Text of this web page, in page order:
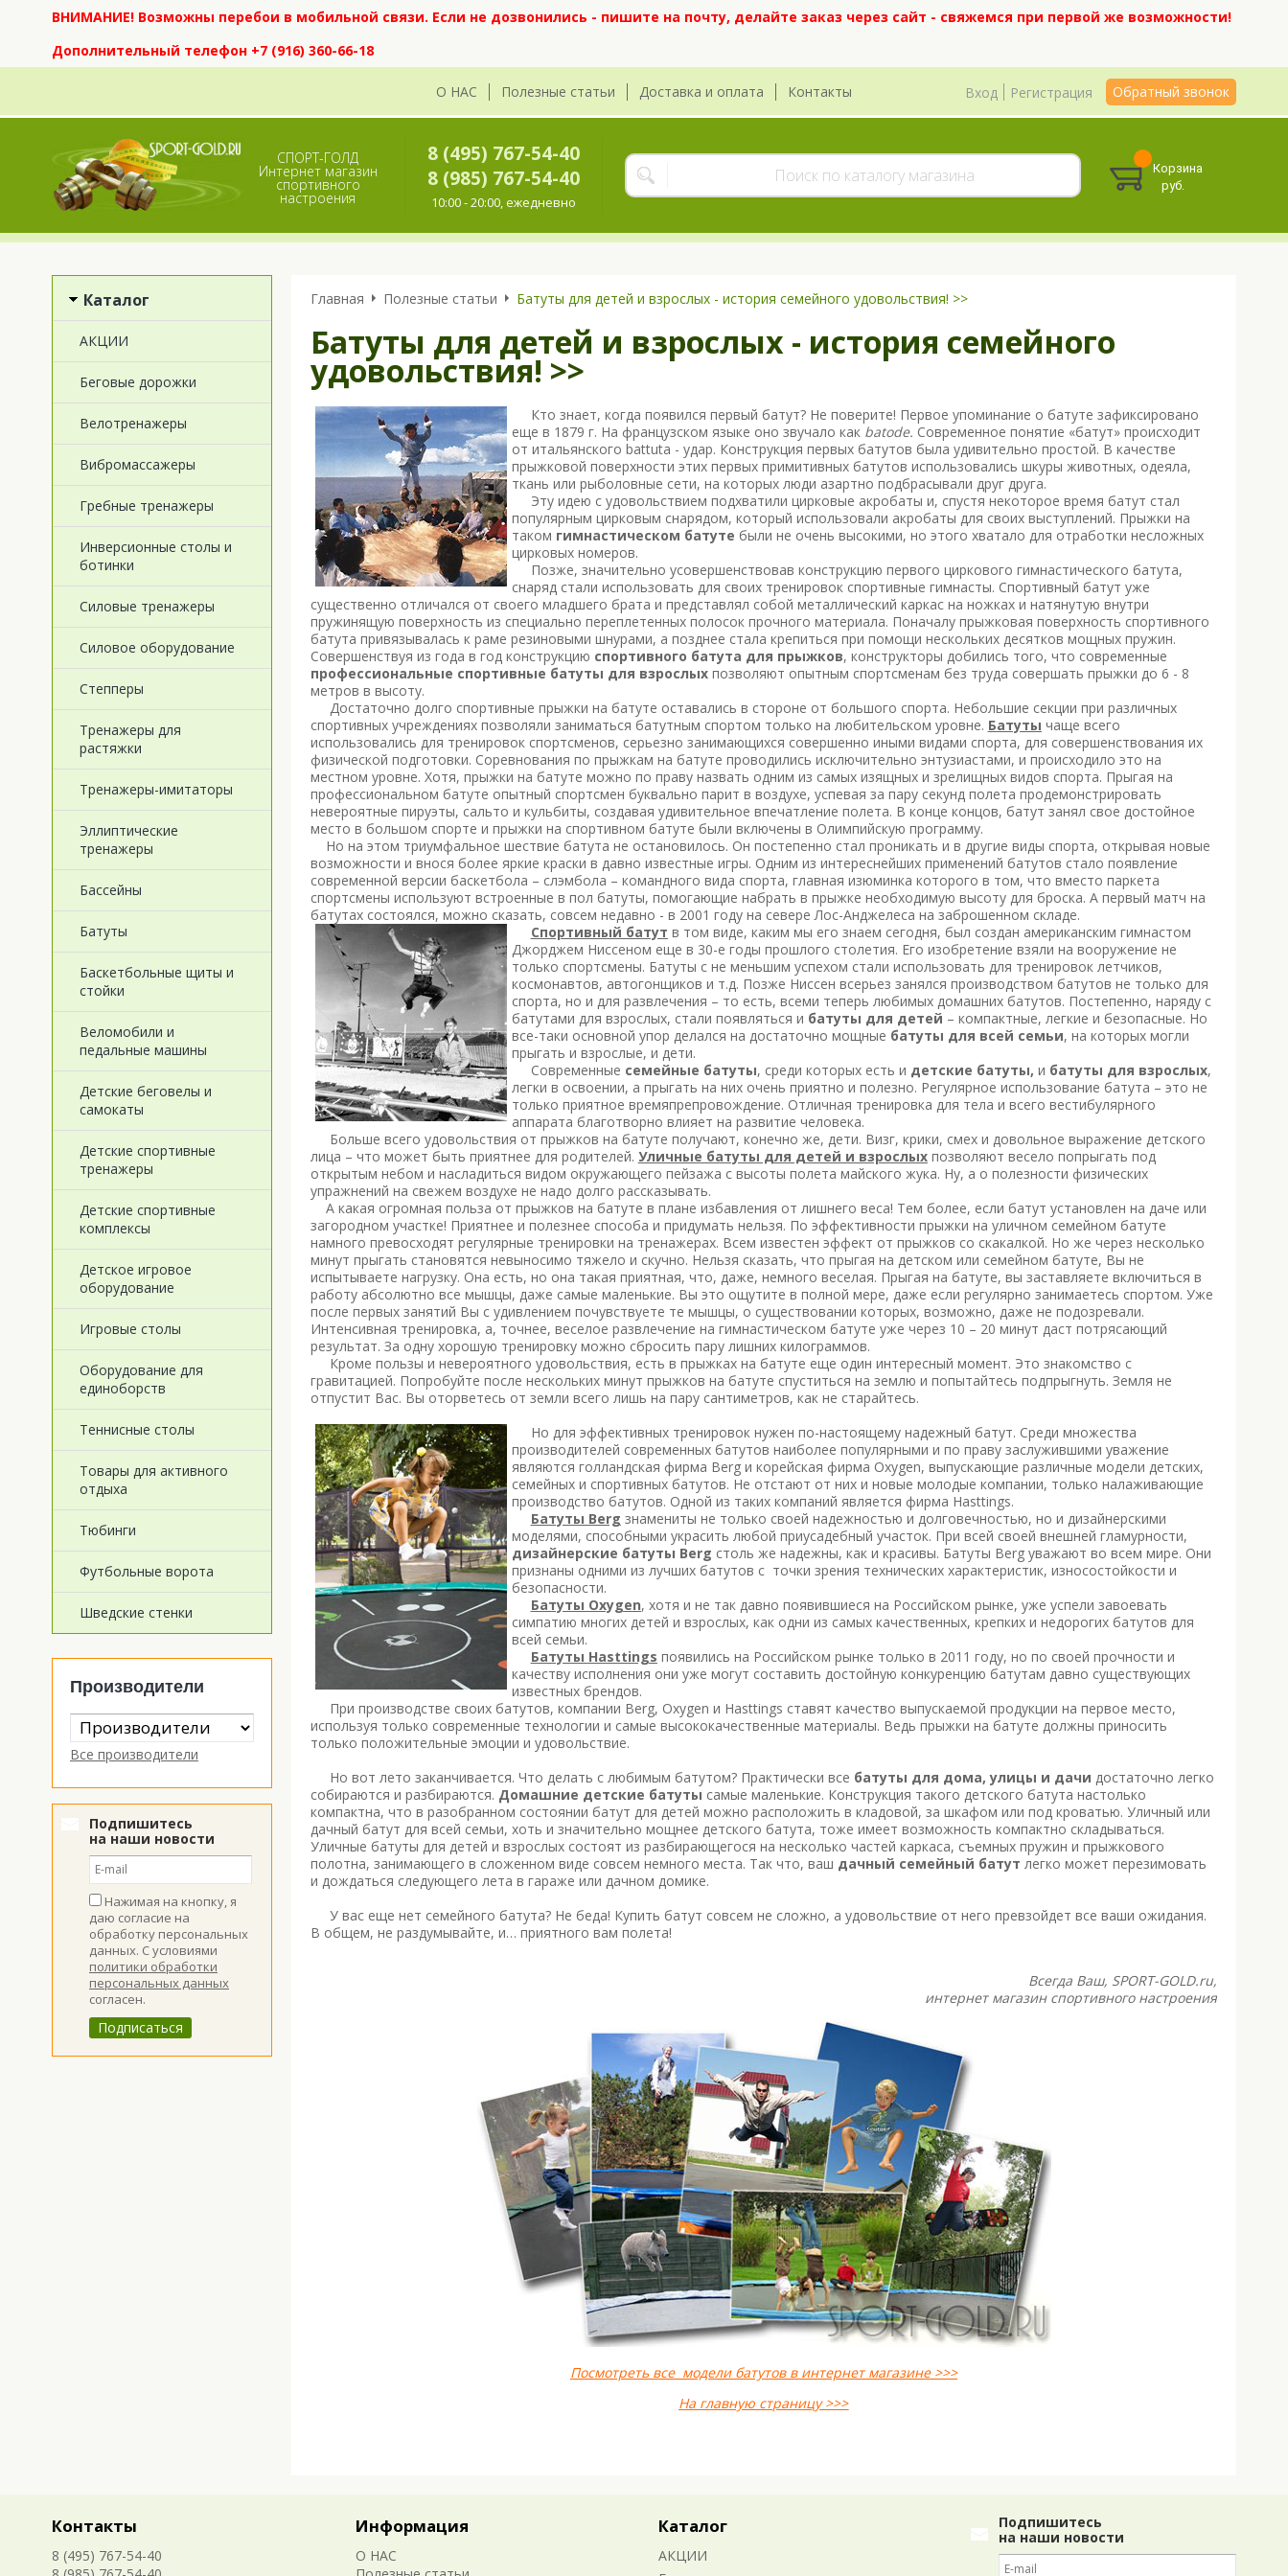
ВНИМАНИЕ! Возможны перебои в мобильной связи. Если не дозвонились - пишите на почту, делайте заказ через сайт - свяжемся при первой же возможности!
Дополнительный телефон +7 (916) 360-66-18
О НАС Полезные статьи Доставка и оплата Контакты Вход Регистрация Обратный звонок
СПОРТ-ГОЛД
Интернет магазин
спортивного
настроения
8 (495) 767-54-40
8 (985) 767-54-40
10:00 - 20:00, ежедневно
Корзина
руб.
Каталог
АКЦИИ
Беговые дорожки
Велотренажеры
Вибромассажеры
Гребные тренажеры
Инверсионные столы и
ботинки
Силовые тренажеры
Силовое оборудование
Степперы
Тренажеры для
растяжки
Тренажеры-имитаторы
Эллиптические
тренажеры
Бассейны
Батуты
Баскетбольные щиты и
стойки
Веломобили и
педальные машины
Детские беговелы и
самокаты
Детские спортивные
тренажеры
Детские спортивные
комплексы
Детское игровое
оборудование
Игровые столы
Оборудование для
единоборств
Теннисные столы
Товары для активного
отдыха
Тюбинги
Футбольные ворота
Шведские стенки
Производители
Все производители
Подпишитесь
на наши новости
Нажимая на кнопку, я
даю согласие на
обработку персональных
данных. С условиями
политики обработки
персональных данных
согласен.
Главная Полезные статьи Батуты для детей и взрослых - история семейного удовольствия! >>
Батуты для детей и взрослых - история семейного
удовольствия! >>
Кто знает, когда появился первый батут? Не поверите! Первое упоминание о батуте зафиксировано
еще в 1879 г. На французском языке оно звучало как batode. Современное понятие «батут» происходит
от итальянского battuta - удар. Конструкция первых батутов была удивительно простой. В качестве
прыжковой поверхности этих первых примитивных батутов использовались шкуры животных, одеяла,
ткань или рыболовные сети, на которых люди азартно подбрасывали друг друга.
Эту идею с удовольствием подхватили цирковые акробаты и, спустя некоторое время батут стал
популярным цирковым снарядом, который использовали акробаты для своих выступлений. Прыжки на
таком гимнастическом батуте были не очень высокими, но этого хватало для отработки несложных
цирковых номеров.
Позже, значительно усовершенствовав конструкцию первого циркового гимнастического батута,
снаряд стали использовать для своих тренировок спортивные гимнасты. Спортивный батут уже
существенно отличался от своего младшего брата и представлял собой металлический каркас на ножках и натянутую внутри
пружинящую поверхность из специально переплетенных полосок прочного материала. Поначалу прыжковая поверхность спортивного
батута привязывалась к раме резиновыми шнурами, а позднее стала крепиться при помощи нескольких десятков мощных пружин.
Совершенствуя из года в год конструкцию спортивного батута для прыжков, конструкторы добились того, что современные
профессиональные спортивные батуты для взрослыхпозволяют опытным спортсменам без труда совершать прыжки до 6 - 8
метров в высоту.
Достаточно долго спортивные прыжки на батуте оставались в стороне от большого спорта. Небольшие секции при различных
спортивных учреждениях позволяли заниматься батутным спортом только на любительском уровне. Батуты чаще всего
использовались для тренировок спортсменов, серьезно занимающихся совершенно иными видами спорта, для совершенствования их
физической подготовки. Соревнования по прыжкам на батуте проводились исключительно энтузиастами, и происходило это на
местном уровне. Хотя, прыжки на батуте можно по праву назвать одним из самых изящных и зрелищных видов спорта. Прыгая на
профессиональном батуте опытный спортсмен буквально парит в воздухе, успевая за пару секунд полета продемонстрировать
невероятные пируэты, сальто и кульбиты, создавая удивительное впечатление полета. В конце концов, батут занял свое достойное
место в большом спорте и прыжки на спортивном батуте были включены в Олимпийскую программу.
Но на этом триумфальное шествие батута не остановилось. Он постепенно стал проникать и в другие виды спорта, открывая новые
возможности и внося более яркие краски в давно известные игры. Одним из интереснейших применений батутов стало появление
современной версии баскетбола – слэмбола – командного вида спорта, главная изюминка которого в том, что вместо паркета
спортсмены используют встроенные в пол батуты, помогающие набрать в прыжке необходимую высоту для броска. А первый матч на
батутах состоялся, можно сказать, совсем недавно - в 2001 году на севере Лос-Анджелеса на заброшенном складе.
Спортивный батут в том виде, каким мы его знаем сегодня, был создан американским гимнастом
Джорджем Ниссеном еще в 30-е годы прошлого столетия. Его изобретение взяли на вооружение не
только спортсмены. Батуты с не меньшим успехом стали использовать для тренировок летчиков,
космонавтов, автогонщиков и т.д. Позже Ниссен всерьез занялся производством батутов не только для
спорта, но и для развлечения – то есть, всеми теперь любимых домашних батутов. Постепенно, наряду с
батутами для взрослых, стали появляться и батуты для детей – компактные, легкие и безопасные. Но
все-таки основной упор делался на достаточно мощные батуты для всей семьи, на которых могли
прыгать и взрослые, и дети.
Современные семейные батуты, среди которых есть и детские батуты, и батуты для взрослых,
легки в освоении, а прыгать на них очень приятно и полезно. Регулярное использование батута – это не
только приятное времяпрепровождение. Отличная тренировка для тела и всего вестибулярного
аппарата благотворно влияет на развитие человека.
Больше всего удовольствия от прыжков на батуте получают, конечно же, дети. Визг, крики, смех и довольное выражение детского
лица – что может быть приятнее для родителей. Уличные батуты для детей и взрослыхпозволяют весело попрыгать под
открытым небом и насладиться видом окружающего пейзажа с высоты полета майского жука. Ну, а о полезности физических
упражнений на свежем воздухе не надо долго рассказывать.
А какая огромная польза от прыжков на батуте в плане избавления от лишнего веса! Тем более, если батут установлен на даче или
загородном участке! Приятнее и полезнее способа и придумать нельзя. По эффективности прыжки на уличном семейном батуте
намного превосходят регулярные тренировки на тренажерах. Всем известен эффект от прыжков со скакалкой. Но же через несколько
минут прыгать становятся невыносимо тяжело и скучно. Нельзя сказать, что прыгая на детском или семейном батуте, Вы не
испытываете нагрузку. Она есть, но она такая приятная, что, даже, немного веселая. Прыгая на батуте, вы заставляете включиться в
работу абсолютно все мышцы, даже самые маленькие. Вы это ощутите в полной мере, даже если регулярно занимаетесь спортом. Уже
после первых занятий Вы с удивлением почувствуете те мышцы, о существовании которых, возможно, даже не подозревали.
Интенсивная тренировка, а, точнее, веселое развлечение на гимнастическом батуте уже через 10 – 20 минут даст потрясающий
результат. За одну хорошую тренировку можно сбросить пару лишних килограммов.
Кроме пользы и невероятного удовольствия, есть в прыжках на батуте еще один интересный момент. Это знакомство с
гравитацией. Попробуйте после нескольких минут прыжков на батуте спуститься на землю и попытайтесь подпрыгнуть. Земля не
отпустит Вас. Вы оторветесь от земли всего лишь на пару сантиметров, как не старайтесь.
Но для эффективных тренировок нужен по-настоящему надежный батут. Среди множества
производителей современных батутов наиболее популярными и по праву заслужившими уважение
являются голландская фирма Berg и корейская фирма Oxygen, выпускающие различные модели детских,
семейных и спортивных батутов. Не отстают от них и новые молодые компании, только налаживающие
производство батутов. Одной из таких компаний является фирма Hasttings.
Батуты Berg знамениты не только своей надежностью и долговечностью, но и дизайнерскими
моделями, способными украсить любой приусадебный участок. При всей своей внешней гламурности,
дизайнерские батуты Berg столь же надежны, как и красивы. Батуты Berg уважают во всем мире. Они
признаны одними из лучших батутов с точки зрения технических характеристик, износостойкости и
безопасности.
Батуты Oxygen, хотя и не так давно появившиеся на Российском рынке, уже успели завоевать
симпатию многих детей и взрослых, как одни из самых качественных, крепких и недорогих батутов для
всей семьи.
Батуты Hasttings появились на Российском рынке только в 2011 году, но по своей прочности и
качеству исполнения они уже могут составить достойную конкуренцию батутам давно существующих
известных брендов.
При производстве своих батутов, компании Berg, Oxygen и Hasttings ставят качество выпускаемой продукции на первое место,
используя только современные технологии и самые высококачественные материалы. Ведь прыжки на батуте должны приносить
только положительные эмоции и удовольствие.
Но вот лето заканчивается. Что делать с любимым батутом? Практически все батуты для дома, улицы и дачи достаточно легко
собираются и разбираются. Домашние детские батуты самые маленькие. Конструкция такого детского батута настолько
компактна, что в разобранном состоянии батут для детей можно расположить в кладовой, за шкафом или под кроватью. Уличный или
дачный батут для всей семьи, хоть и значительно мощнее детского батута, тоже имеет возможность компактно складываться.
Уличные батуты для детей и взрослых состоят из разбирающегося на несколько частей каркаса, съемных пружин и прыжкового
полотна, занимающего в сложенном виде совсем немного места. Так что, ваш дачный семейный батут легко может перезимовать
и дождаться следующего лета в гараже или дачном домике.
У вас еще нет семейного батута? Не беда! Купить батут совсем не сложно, а удовольствие от него превзойдет все ваши ожидания.
В общем, не раздумывайте, и… приятного вам полета!
Всегда Ваш, SPORT-GOLD.ru,
интернет магазин спортивного настроения
Посмотреть все модели батутов в интернет магазине >>>
На главную страницу>>>
Контакты
8 (495) 767-54-40
Информация
О НАС
Каталог
АКЦИИ
Подпишитесь
на наши новости